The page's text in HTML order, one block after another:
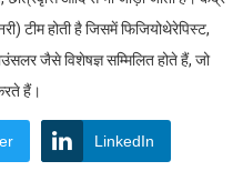
टीम होती है जिसमें फिजियोथेरेपिस्ट,
जैसे विशेषज्ञ सम्मिलित होते हैं, जो
हैं।
LinkedIn